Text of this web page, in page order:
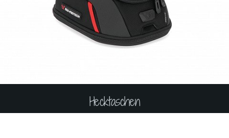
Hecktaschen